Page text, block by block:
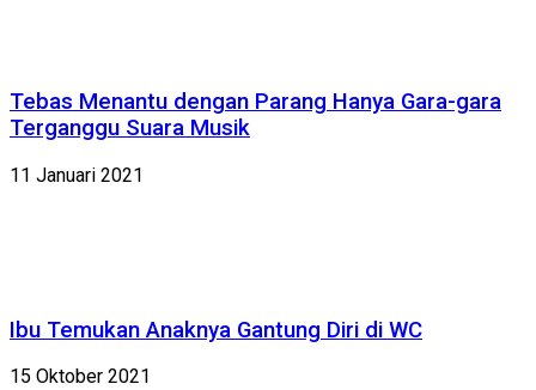
Tebas Menantu dengan Parang Hanya Gara-gara
Terganggu Suara Musik
11 Januari 2021
Ibu Temukan Anaknya Gantung Diri di WC
15 Oktober 2021